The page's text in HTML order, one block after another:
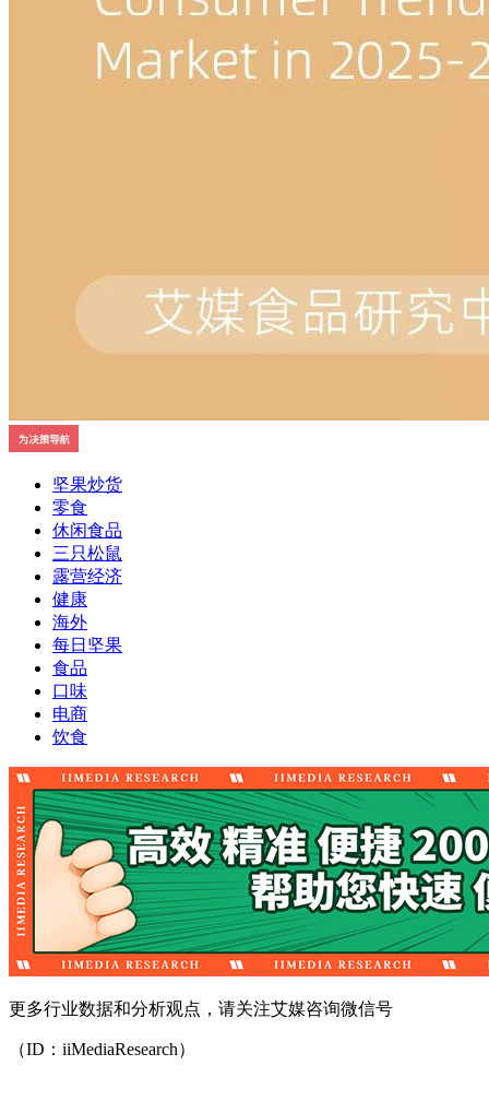
坚果炒货
零食
休闲食品
三只松鼠
露营经济
健康
海外
每日坚果
食品
口味
电商
饮食
更多行业数据和分析观点，请关注艾媒咨询微信号
（ID：iiMediaResearch）